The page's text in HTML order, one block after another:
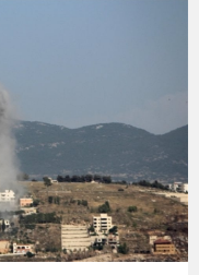
aldıracak
Manda ve